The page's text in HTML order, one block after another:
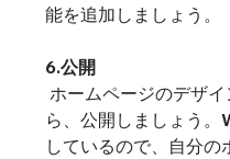
能を追加しましょう。
6.公開
ら、公開しましょう
しているので、自分の